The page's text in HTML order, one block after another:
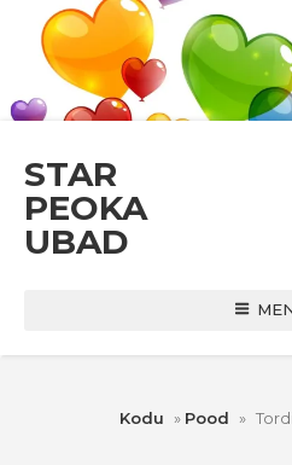
STAR
PEOKA
UBAD
Kodu » Pood »